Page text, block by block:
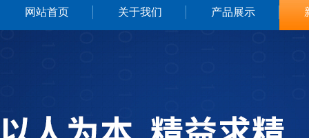
网站首页 关于我们 产品展示